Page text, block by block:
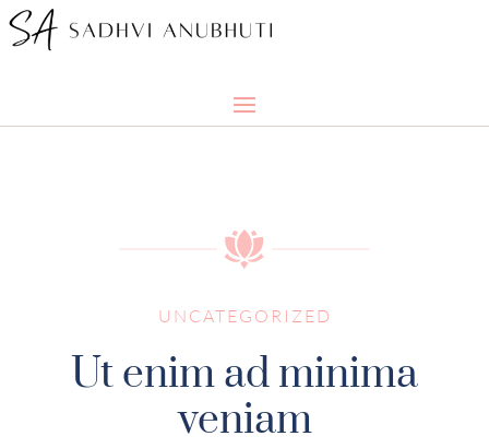
UNCATEGORIZED
Ut enim ad minima
veniam